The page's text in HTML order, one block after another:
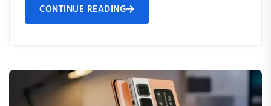
CONTINUE READING